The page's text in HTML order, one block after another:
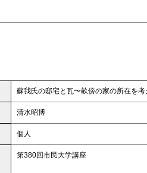
蘇我氏の邸宅と瓦〜畝傍の家の所在を考
清水昭博
個人
第380回市民大学講座